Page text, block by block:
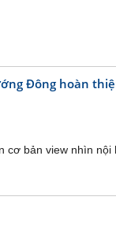
Đông hoàn
bản view nhìn nội